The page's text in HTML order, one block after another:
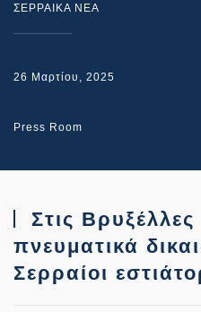
ΣΕΡΡΑΙΚΑ ΝΕΑ
26 Μαρτίου, 2025
Press Room
Στις Βρυξέλλες
πνευματικά
Σερραίοι